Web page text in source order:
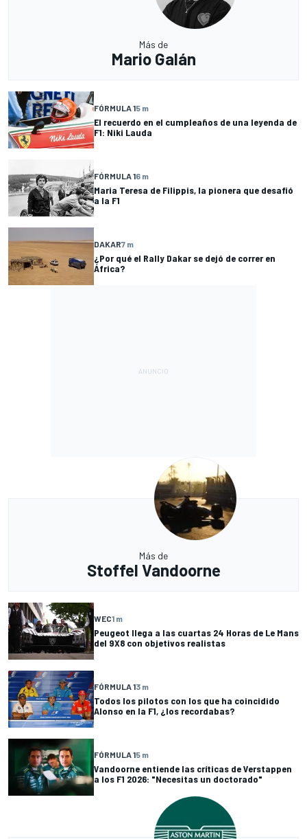
Más de
Mario Galán
FÓRMULA 15 m
El recuerdo en el cumpleaños de una leyenda de
F1: Niki Lauda
FÓRMULA 16 m
Maria Teresa de Filippis, la pionera que desafió
a la F1
DAKAR7 m
¿Por qué el Rally Dakar se dejó de correr en
África?
Más de
Stoffel Vandoorne
WEC1 m
Peugeot llega a las cuartas 24 Horas de Le Mans
del 9X8 con objetivos realistas
FÓRMULA 13 m
Todos los pilotos con los que ha coincidido
Alonso en la F1, ¿los recordabas?
FÓRMULA 15 m
Vandoorne entiende las críticas de Verstappen
a los F1 2026: "Necesitas un doctorado"